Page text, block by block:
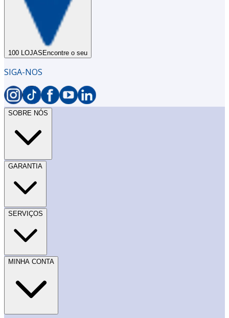
100 LOJAS Encontre o seu
SIGA-NOS
SOBRE NÓS
GARANTIA
SERVIÇOS
MINHA CONTA